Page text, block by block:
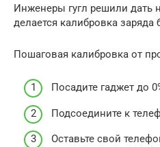
Инженеры гугл решили дать
делается калибровка заряда
Пошаговая калибровка от
Посадите гаджет до
Подсоедините к
Оставьте свой